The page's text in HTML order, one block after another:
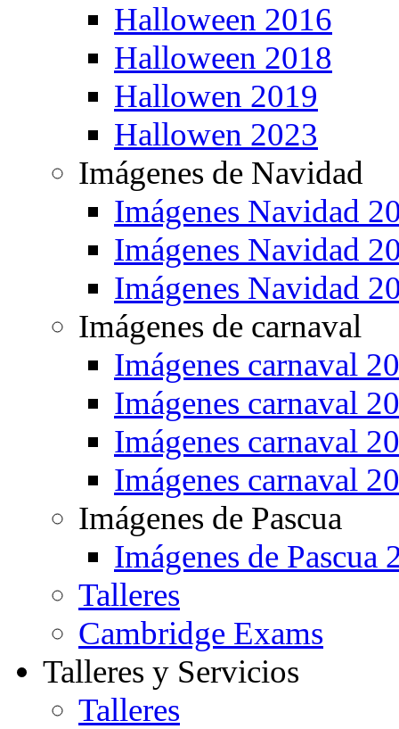
Halloween 2016
Halloween 2018
Hallowen 2019
Hallowen 2023
Imágenes de Navidad
Imágenes Navidad
Imágenes Navidad
Imágenes Navidad
Imágenes de carnaval
Imágenes carnaval
Imágenes carnaval
Imágenes carnaval
Imágenes carnaval
Imágenes de Pascua
Imágenes de Pascua
Talleres
Cambridge Exams
Talleres y Servicios
Talleres